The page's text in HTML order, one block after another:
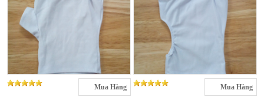
Mua Hàng Mua Hàng